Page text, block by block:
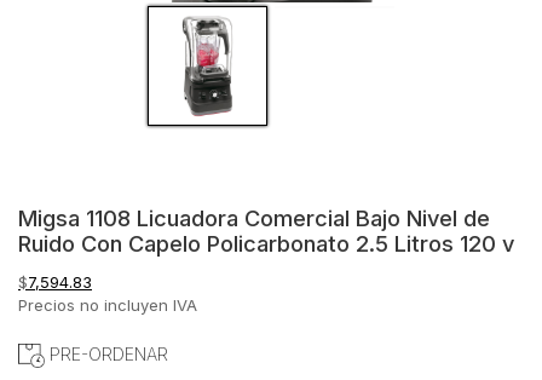
Migsa 1108 Licuadora Comercial Bajo Nivel de
Ruido Con Capelo Policarbonato 2.5 Litros 120 v
$7,594.83
Precios no incluyen IVA
PRE-ORDENAR